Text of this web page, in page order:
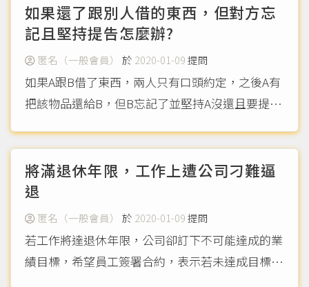
如果還了跟別人借的東西，但對方忘
記且堅持提告怎麼辦?
匿名（一般會員） 於 2020-01-09提問
如果A跟B借了東西，兩人只有口頭約定，之後A有
把該物品還給B，但B忘記了並堅持A沒還且要提
將滿退休年限，工作上遭公司刁難逼
退
匿名（一般會員） 於 2020-01-09提問
若工作將達退休年限，公司卻訂下不可能達成的業
績目標，希望員工簽署合約，表示若未達成目標會